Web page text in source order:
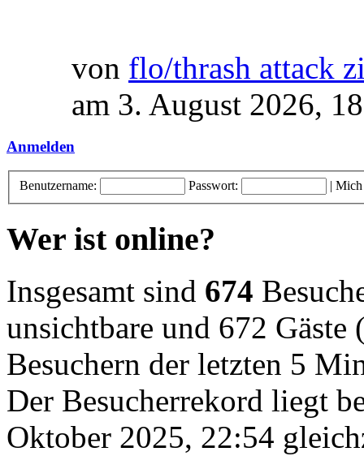
von flo/thrash attack
am 3. August 2026,
Anmelden
Benutzername: Passwort: | Mich
Wer ist online?
Insgesamt sind 674
unsichtbare und 672 Gäste
Besuchern der letzten 5
Der Besucherrekord liegt
Oktober 2025, 22:54